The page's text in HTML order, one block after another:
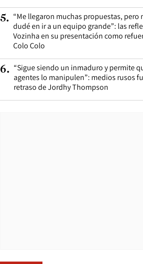
5. “Me llegaron muchas propuestas, pero
dudé en ir a un equipo grande”: las
Vozinha en su presentación como
Colo Colo
6. “Sigue siendo un inmaduro y permite
agentes lo manipulen”: medios rusos
retraso de Jordhy Thompson